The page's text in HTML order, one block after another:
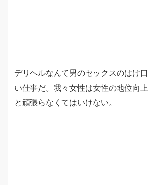
デリヘルなんて男のセックスのはけ
い仕事だ。我々女性は女性の地位向
と頑張らなくてはいけない。